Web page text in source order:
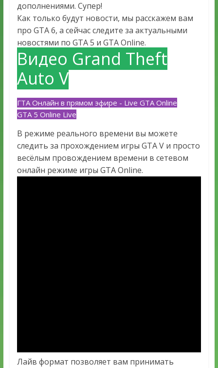
дополнениями. Супер!
Как только будут новости, мы расскажем вам
про GTA 6, а сейчас следите за актуальными
новостями по GTA 5 и GTA Online.
Видео Grand Theft
Auto V
ГТА Онлайн в прямом эфире - Live GTA Online
GTA 5 Online Live
В режиме реального времени вы можете
следить за прохождением игры GTA V и просто
весёлым провождением времени в сетевом
онлайн режиме игры GTA Online.
Лайв формат позволяет вам принимать